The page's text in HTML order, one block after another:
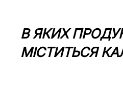
В ЯКИХ
МІСТИТЬСЯ